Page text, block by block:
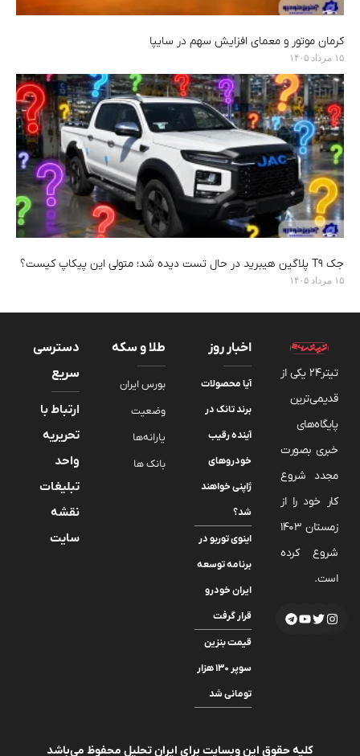
کرمان موتور و معمای افزایش سهم در سایپا
۱۵ مرداد ۱۴۰۵
جک T9 پلاگین هیبرید در حال تست دیده شد؛ متولی این پیکاپ کیست؟
۱۵ مرداد ۱۴۰۵
تیتر24 یکی از
قدیمی‌ترین
پایگاه‌های
خبری بصورت
مجدد شروع
کار خود را از
زمستان 1403
شروع کرده
است.
اخبار روز
آیا محصولات
برند تانک در
آینده رقیب
خودروهای
ژاپنی خواهند
شد؟
اینوی توربو در
برنامه توسعه
ایران خودرو
قرار گرفت
قیمت بنزین
سوپر ۱۳۰ هزار
تومانی شد
طلا و سکه
بورس ایران
وضعیت
یارانه‌ها
بانک ها
دسترسی
سریع
ارتباط با
تحریریه
واحد
تبلیغات
نقشه
سایت
کلیه حقوق این وبسایت برای ایران تحلیل محفوظ می‌باشد